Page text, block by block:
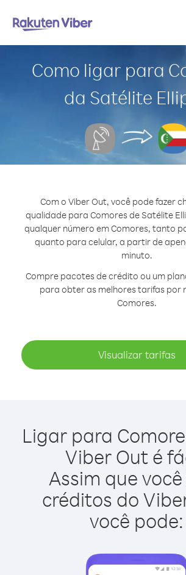
Como ligar para
da Satélite
Com o Viber Out, você pode fazer
qualidade para Comores de Satélite
qualquer número em Comores, tanto
quanto para celular, a partir de
minuto.
Compre pacotes de crédito ou um
para obter as melhores tarifas por
Comores.
Visualizar tarifas
Ligar para
Viber Out é
Assim que
créditos do
você pode: